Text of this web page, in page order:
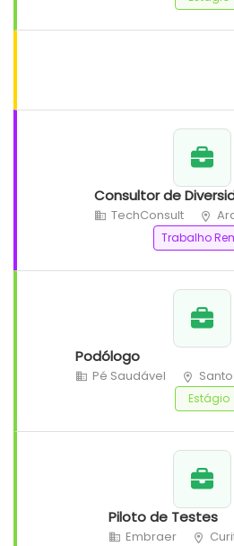
Consultor de
TechConsult
Trabalho
Podólogo
Pé Saudável
Estágio
Piloto de Testes
Embraer